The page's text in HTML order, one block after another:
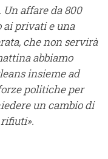
affare da 800
privati e una
che non servirà
abbiamo
insieme ad
politiche per
un cambio di
rifiuti».